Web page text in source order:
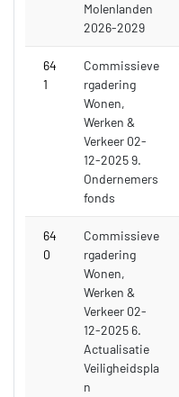
Molenlanden
2026-2029
64
1
Commissieve
rgadering
Wonen,
Werken &
Verkeer 02-
12-2025 9.
Ondernemers
fonds
64
0
Commissieve
rgadering
Wonen,
Werken &
Verkeer 02-
12-2025 6.
Actualisatie
Veiligheidspla
n